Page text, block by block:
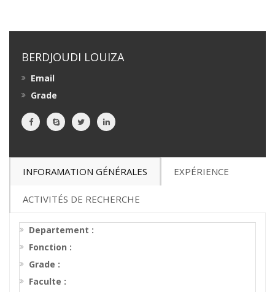
BERDJOUDI LOUIZA
Email
Grade
INFORAMATION GÉNÉRALES EXPÉRIENCE
ACTIVITÉS DE RECHERCHE
Departement :
Fonction :
Grade :
Faculte :